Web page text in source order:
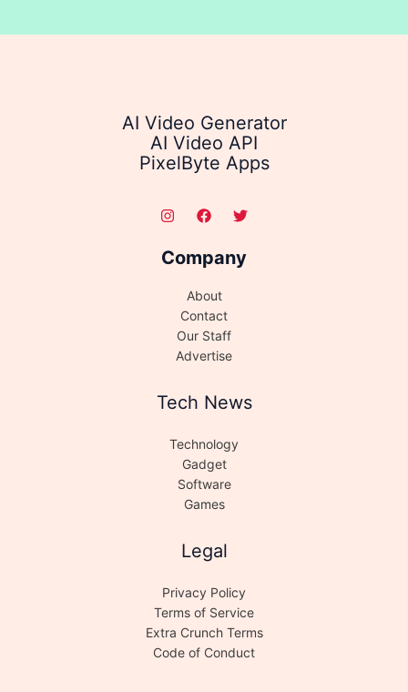
AI Video Generator
AI Video API
PixelByte Apps
Company
About
Contact
Our Staff
Advertise
Tech News
Technology
Gadget
Software
Games
Legal
Privacy Policy
Terms of Service
Extra Crunch Terms
Code of Conduct